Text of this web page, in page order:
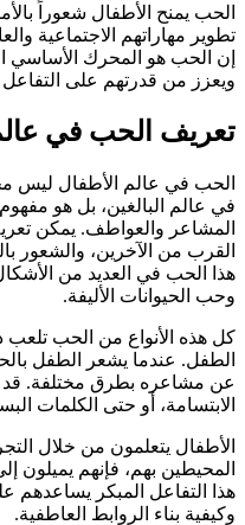
الحب يمنح الأطفال شعوراً
تطوير مهاراتهم الاجتماعية
إن الحب هو المحرك الأساسي
ويعزز من قدرتهم على
تعريف الحب في
الحب في عالم الأطفال ليس
في عالم البالغين، بل هو
المشاعر والعواطف. يمكن
القرب من الآخرين، والشعور
هذا الحب في العديد من
وحب الحيوانات الأليفة.
كل هذه الأنواع من الحب
الطفل. عندما يشعر الطفل
عن مشاعره بطرق مختلفة. قد
الابتسامة، أو حتى الكلمات
الأطفال يتعلمون من خلال
المحيطين بهم، فإنهم يميلون
هذا التفاعل المبكر يساعدهم
وكيفية بناء الروابط العاطفية.